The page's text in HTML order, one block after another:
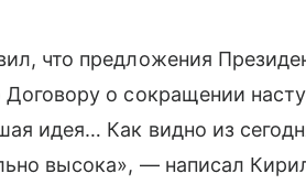
что предложения
о сокращении
идея… Как видно из
высока», — написал